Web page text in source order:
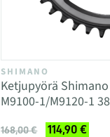
SHIMANO
Ketjupyörä Shimano
M9100-1/M9120-1
168,00 € 114,90 €